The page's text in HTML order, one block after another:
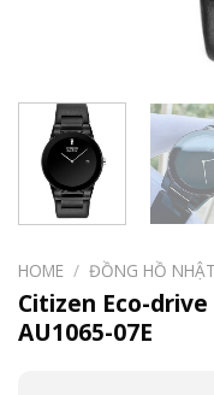
HOME / ĐỒNG HỒ NHẬT
Citizen Eco-
AU1065-07E